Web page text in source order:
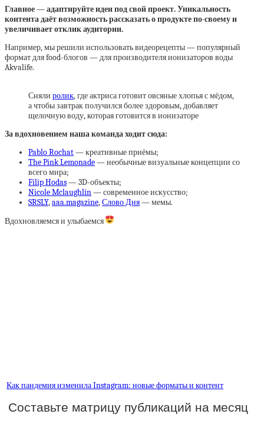
Главное — адаптируйте идеи под свой проект. Уникальность
контента даёт возможность рассказать о продукте по-своему и
увеличивает отклик аудитории.
Например, мы решили использовать видеорецепты — популярный
формат для food-блогов — для производителя ионизаторов воды
Akvalife.
Сняли ролик, где актриса готовит овсяные хлопья с мёдом,
а чтобы завтрак получился более здоровым, добавляет
щелочную воду, которая готовится в ионизаторе
За вдохновением наша команда ходит сюда:
Pablo Rochat— креативные приёмы;
The Pink Lemonade— необычные визуальные концепции со
всего мира;
Filip Hodas— 3D-объекты;
Nicole Mclaughlin— современное искусство;
SRSLY,aaa.magazine,Слово Дня— мемы.
Вдохновляемся и улыбаемся
Как пандемия изменила Instagram: новые форматы и контент
Составьте матрицу публикаций на месяц